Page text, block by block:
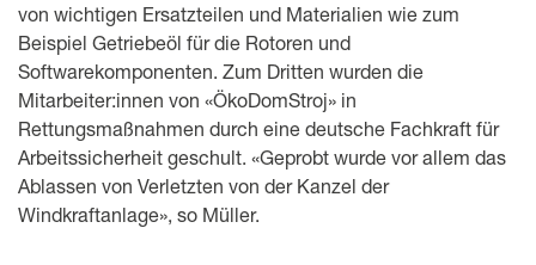
von wichtigen Ersatzteilen und Materialien wie zum
Beispiel Getriebeöl für die Rotoren und
Softwarekomponenten. Zum Dritten wurden die
Mitarbeiter:innen von «ÖkoDomStroj» in
Rettungsmaßnahmen durch eine deutsche Fachkraft für
Arbeitssicherheit geschult. «Geprobt wurde vor allem das
Ablassen von Verletzten von der Kanzel der
Windkraftanlage», so Müller.